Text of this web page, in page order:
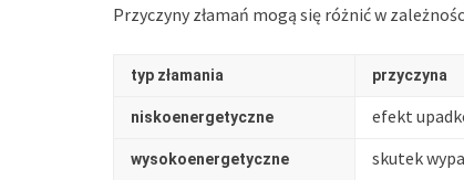
Przyczyny złamań mogą się różnić w
typ złamania przyczyna
niskoenergetyczne efekt
wysokoenergetyczne skutek